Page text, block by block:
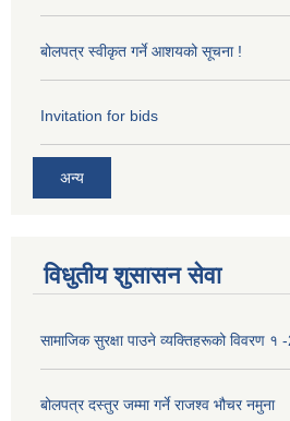
बोलपत्र स्वीकृत गर्ने आशयको सूचना !
Invitation for bids
अन्य
विधुतीय शुसासन सेवा
सामाजिक सुरक्षा पाउने व्यक्तिहरूको विवरण १
बोलपत्र दस्तुर जम्मा गर्ने राजश्व भौचर नमुना